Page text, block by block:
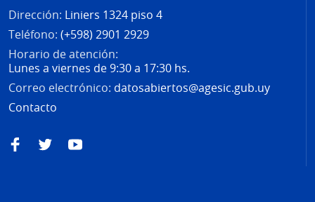
Dirección: Liniers 1324 piso 4
Teléfono: (+598) 2901 2929
Horario de atención:
Lunes a viernes de 9:30 a 17:30 hs.
Correo electrónico: datosabiertos@agesic.gub.uy
Contacto
FacebookTwitterYouTube